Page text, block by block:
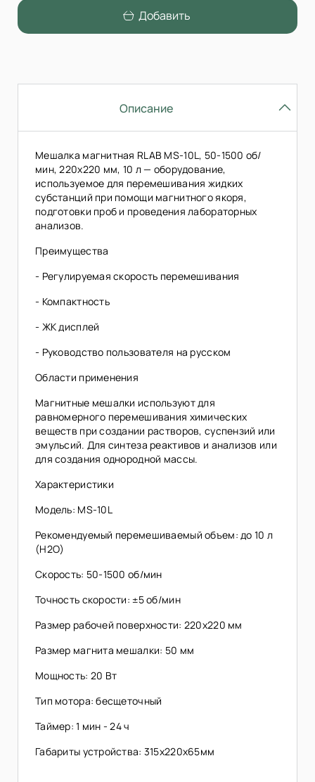
Добавить
Описание
Мешалка магнитная RLAB MS-10L, 50-1500 об/
мин, 220х220 мм, 10 л — оборудование,
используемое для перемешивания жидких
субстанций при помощи магнитного якоря,
подготовки проб и проведения лабораторных
анализов.
Преимущества
- Регулируемая скорость перемешивания
- Компактность
- ЖК дисплей
- Руководство пользователя на русском
Области применения
Магнитные мешалки используют для
равномерного перемешивания химических
веществ при создании растворов, суспензий или
эмульсий. Для синтеза реактивов и анализов или
для создания однородной массы.
Характеристики
Модель: MS-10L
Рекомендуемый перемешиваемый объем: до 10 л
(H2O)
Скорость: 50-1500 об/мин
Точность скорости: ±5 об/мин
Размер рабочей поверхности: 220х220 мм
Размер магнита мешалки: 50 мм
Мощность: 20 Вт
Тип мотора: бесщеточный
Таймер: 1 мин - 24 ч
Габариты устройства: 315х220х65мм